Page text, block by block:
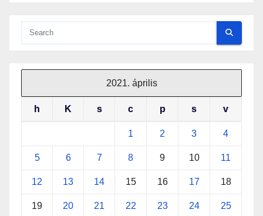
2021. április
h K s c p s v
1 2 3 4
5 6 7 8 9 10 11
12 13 14 15 16 17 18
19 20 21 22 23 24 25